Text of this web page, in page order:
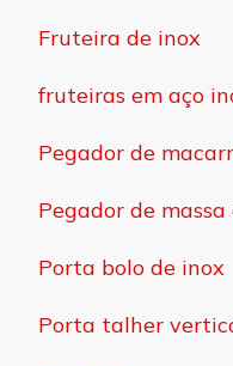
Fruteira de inox
fruteiras em aço
Pegador de
Pegador de massa
Porta bolo de inox
Porta talher